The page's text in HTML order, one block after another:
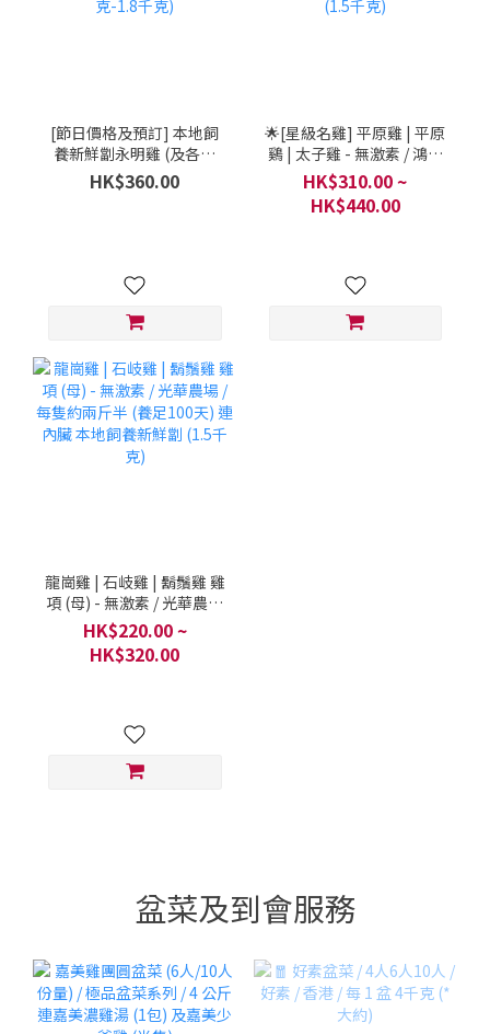
[節日價格及預訂] 本地飼
養新鮮劏永明雞 (及各品
種) / 永明農場 / 每隻約兩
斤半至三斤 (足100天) 連內
HK$360.00
🌟[星級名雞] 平原雞 | 平原
鷄 | 太子雞 - 無激素 / 鴻運
農場 / 香港飼養 / 每隻約兩
斤-兩斤半 連內臟 本地飼養
新鮮劏 (1.5千克)
HK$310.00 ~
HK$440.00
龍崗雞 | 石岐雞 | 鬍鬚雞 雞
項 (母) - 無激素 / 光華農場
/ 每隻約兩斤半 (養足100
天) 連內臟 本地飼養新鮮劏
(1.5千克)
HK$220.00 ~
HK$320.00
盆菜及到會服務